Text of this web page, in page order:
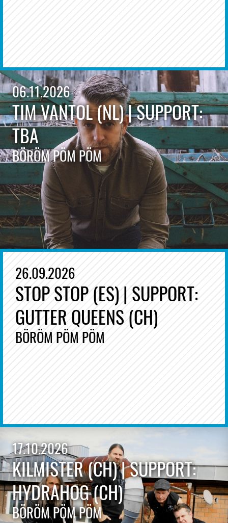
06.11.2026
TIM VANTOL (NL) | SUPPORT:
TBA
BÖRÖM PÖM PÖM
26.09.2026
STOP STOP (ES) | SUPPORT:
GUTTER QUEENS (CH)
BÖRÖM PÖM PÖM
17.10.2026
KILMISTER (CH) | SUPPORT:
HYDRAHOG (CH)
BÖRÖM PÖM PÖM